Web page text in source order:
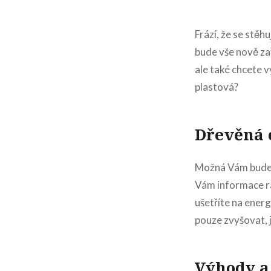
Frází, že se
bude vše nově
ale také chcete
plastová?
Dřevěná
Možná Vám
Vám informace
ušetříte na
pouze